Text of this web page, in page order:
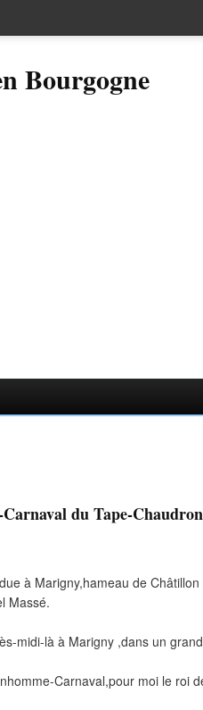
Bourgogne
du Tape-
à Marigny,hameau de
Massé.
midi-là à Marigny ,dans un
Carnaval,pour moi le roi